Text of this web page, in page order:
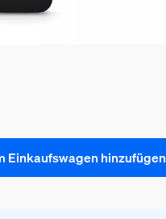
Einkaufswagen hinzufügen